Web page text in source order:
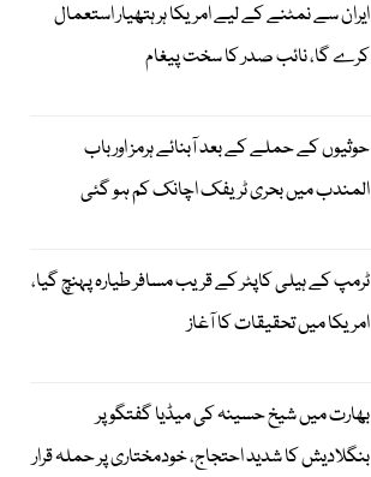
ایران سے نمٹنے کے لیے امریکا ہر ہتھیار استعمال
کرے گا، نائب صدر کا سخت پیغام
حوثیوں کے حملے کے بعد آبنائے ہرمز اور باب
المندب میں بحری ٹریفک اچانک کم ہو گئی
ٹرمپ کے ہیلی کاپٹر کے قریب مسافر طیارہ پہنچ گیا،
امریکا میں تحقیقات کا آغاز
بھارت میں شیخ حسینہ کی میڈیا گفتگو پر
بنگلادیش کا شدید احتجاج، خودمختاری پر حملہ قرار